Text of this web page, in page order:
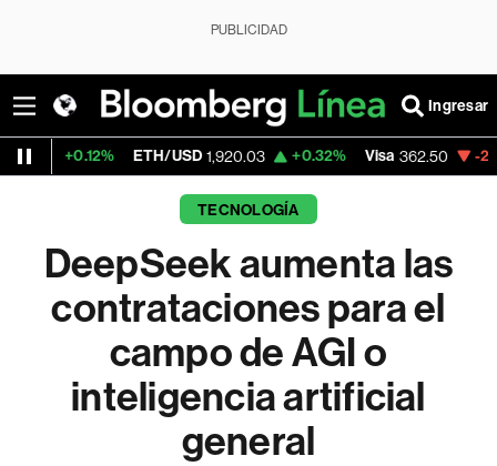
PUBLICIDAD
Ingresar
ETH/USD 1,920.03 +0.32% Visa 362.50 -2.15%
TECNOLOGÍA
DeepSeek aumenta las
contrataciones para el
campo de AGI o
inteligencia artificial
general